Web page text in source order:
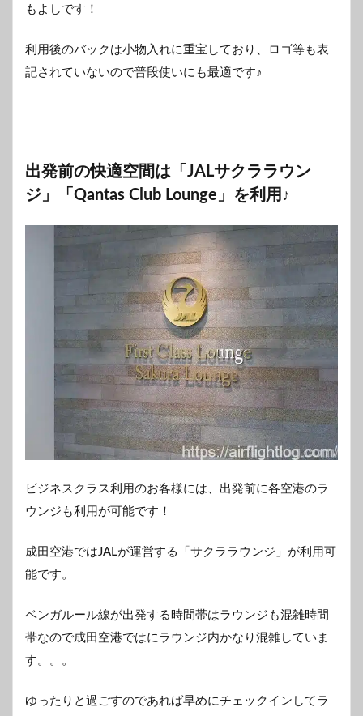
もよしです！
利用後のバックは小物入れに重宝しており、ロゴ等も表
記されていないので普段使いにも最適です♪
出発前の快適空間は「JALサクララウン
ジ」「Qantas Club Lounge」を利用♪
ビジネスクラス利用のお客様には、出発前に各空港のラ
ウンジも利用が可能です！
成田空港ではJALが運営する「サクララウンジ」が利用可
能です。
ベンガルール線が出発する時間帯はラウンジも混雑時間
帯なので成田空港ではにラウンジ内かなり混雑していま
す。。。
ゆったりと過ごすのであれば早めにチェックインしてラ